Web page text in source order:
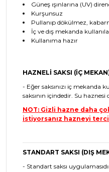
Güneş ışınlarına (UV)
Kurşunsuz
Pullanıp dökülmez,
İç ve dış mekanda
Kullanıma hazır
HAZNELİ SAKSI (İÇ
- Eğer saksınızı iç mekanda
saksının içindedir. Su
NOT: Gizli hazne daha
istiyorsanız hazneyi
STANDART SAKSI (DIŞ
- Standart saksı